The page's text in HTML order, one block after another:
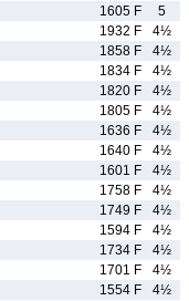
1605 F
5
1932 F
4½
1858 F
4½
1834 F
4½
1820 F
4½
1805 F
4½
1636 F
4½
1640 F
4½
1601 F
4½
1758 F
4½
1749 F
4½
1594 F
4½
1734 F
4½
1701 F
4½
1554 F
4½